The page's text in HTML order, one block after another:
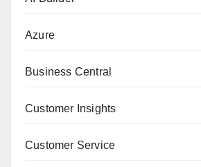
Azure
Business Central
Customer Insights
Customer Service